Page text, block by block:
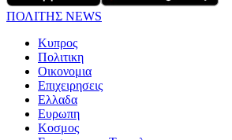
ΠΟΛΙΤΗΣ NEWS
Κυπρος
Πολιτικη
Οικονομια
Επιχειρησεις
Ελλαδα
Ευρωπη
Κοσμος